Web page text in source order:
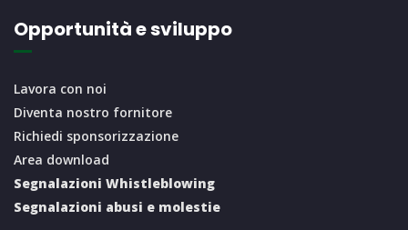
Opportunità e sviluppo
Lavora con noi
Diventa nostro fornitore
Richiedi sponsorizzazione
Area download
Segnalazioni Whistleblowing
Segnalazioni abusi e molestie